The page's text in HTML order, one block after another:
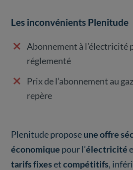
Les inconvénients Plenitude
Abonnement à l’électricité
réglementé
Prix de l’abonnement au
repère
Plenitude proposeune offre
économique pour l’électricité
tarifs fixesetcompétitifs,